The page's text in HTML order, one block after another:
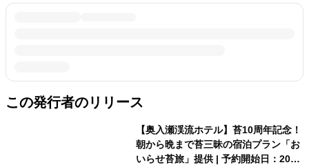
この発行者のリリース
【奥入瀬渓流ホテル】苔10周年記念！
朝から晩まで苔三昧の宿泊プラン「お
いらせ苔旅」提供 | 予約開始日：2023